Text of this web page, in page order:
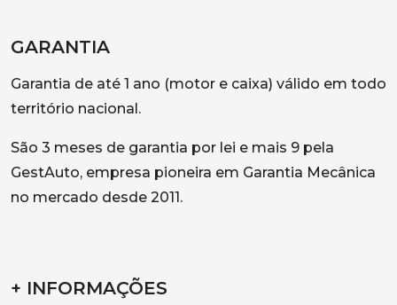
GARANTIA
Garantia de até 1 ano (motor e caixa) válido em todo
território nacional.
São 3 meses de garantia por lei e mais 9 pela
GestAuto, empresa pioneira em Garantia Mecânica
no mercado desde 2011.
+ INFORMAÇÕES